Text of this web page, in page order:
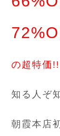
の超特価!!
知る人ぞ
朝霞本店